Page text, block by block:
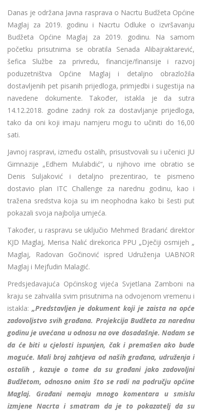
Danas je održana Javna rasprava o Nacrtu Budžeta Općine
Maglaj za 2019. godinu i Nacrtu Odluke o izvršavanju
Budžeta Općine Maglaj za 2019. godinu. Na samom
početku prisutnima se obratila Senada Alibajraktarević,
šefica Službe za privredu, financije/finansije i razvoj
poduzetništva Općine Maglaj i detaljno obrazložila
dostavljenih pet pisanih prijedloga, primjedbi i sugestija na
navedene dokumente. Također, istakla je da sutra
14.12.2018. godine zadnji rok za dostavljanje prijedloga,
tako da oni koji imaju namjeru mogu to učiniti do 16,00
sati.
Javnoj raspravi, između ostalih, prisustvovali su i učenici JU
Gimnazije „Edhem Mulabdić“, u njihovo ime obratio se
Denis Suljaković i detaljno prezentirao, te pismeno
dostavio plan ITC Challenge za narednu godinu, kao i
tražena sredstva koja su im neophodna kako bi šesti put
pokazali svoja najbolja umjeća.
Također, u raspravu se uključio Mehmed Bradarić direktor
KJD Maglaj, Merisa Nalić direkorica PPU „Dječiji osmijeh „
Maglaj, Radovan Gočinović ispred Udruženja UABNOR
Maglaj i Mejfudin Malagić.
Predsjedavajuća Općinskog vijeća Svjetlana Zamboni na
kraju se zahvalila svim prisutnima na odvojenom vremenu i
istakla: „Predstavljen je dokument koji je zaista na opće
zadovoljstvo svih građana. Projekcija Budžeta za narednu
godinu je uvećana u odnosu na ove dosadašnje. Nadam se
da će biti u cjelosti ispunjen, čak i premašen ako bude
moguće. Mali broj zahtjeva od naših građana, udruženja i
ostalih , kazuje o tome da su građani jako zadovoljni
Budžetom, odnosno onim što se radi na području općine
Maglaj. Građani nemaju mnogo komentara u smislu
izmjene Nacrta i smatram da je to pokazatelj da su